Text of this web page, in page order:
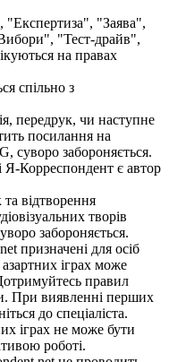
"Заява",
"Тест-драйв",
на правах
спільно з
передрук, чи наступне
посилання на
суворо забороняється.
Я-Корреспондент є автор
відтворення
творів
забороняється.
призначені для осіб
іграх може
правил
При виявленні перших
до спеціаліста.
іграх не може бути
роботі.